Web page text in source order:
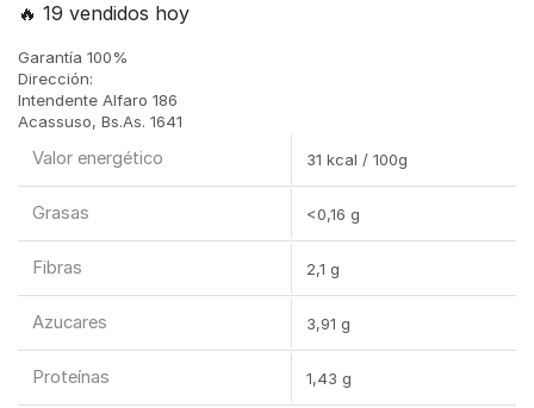
🔥 19 vendidos hoy
Garantía 100%
Dirección:
Intendente Alfaro 186
Acassuso, Bs.As. 1641
Valor energético 31 kcal / 100g
Grasas <0,16 g
Fibras 2,1 g
Azucares 3,91 g
Proteínas 1,43 g